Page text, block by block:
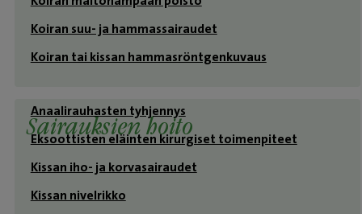
Koiran suu- ja hammassairaudet
Koiran tai kissan hammasröntgenkuvaus
Sairauksien hoito
Anaalirauhasten tyhjennys
Eksoottisten eläinten kirurgiset toimenpiteet
Kissan iho- ja korvasairaudet
Kissan nivelrikko